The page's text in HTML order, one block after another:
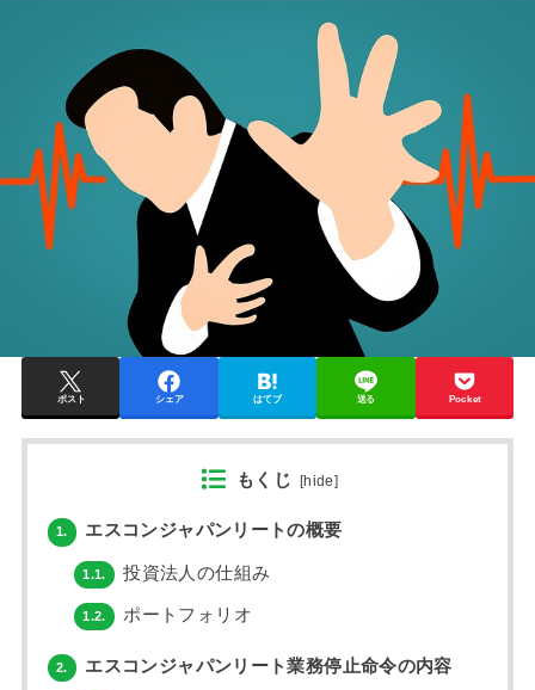
ポスト シェア はてブ 送る Pocket
もくじ [hide]
1. エスコンジャパンリートの概要
1.1. 投資法人の仕組み
1.2. ポートフォリオ
2. エスコンジャパンリート業務停止命令の内容